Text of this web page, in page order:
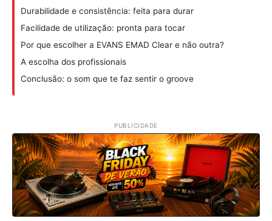
Durabilidade e consistência: feita para durar
Facilidade de utilização: pronta para tocar
Por que escolher a EVANS EMAD Clear e não outra?
A escolha dos profissionais
Conclusão: o som que te faz sentir o groove
PUBLICIDADE